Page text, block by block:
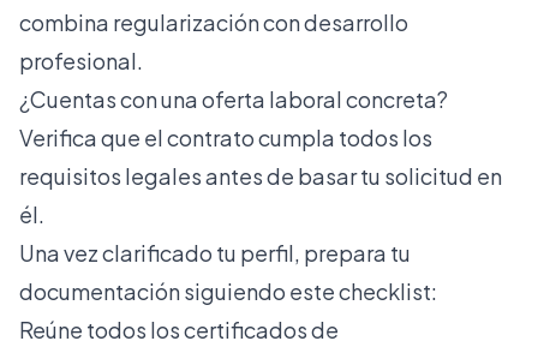
combina regularización con desarrollo
profesional.
¿Cuentas con una oferta laboral concreta?
Verifica que el contrato cumpla todos los
requisitos legales antes de basar tu solicitud en
él.
Una vez clarificado tu perfil, prepara tu
documentación siguiendo este checklist:
Reúne todos los certificados de